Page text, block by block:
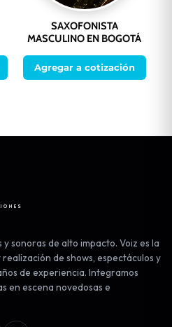
SAXOFONISTA
MASCULINO EN BOGOTÁ
Agregar a cotización
sonoras de alto impacto. Voiz es la
de shows, espectáculos y
de experiencia. Integramos
en escena novedosas e